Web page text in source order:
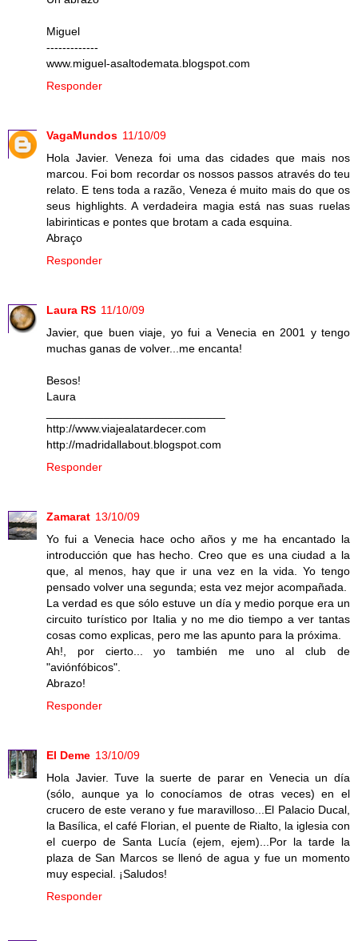
Miguel
-------------
www.miguel-asaltodemata.blogspot.com
Responder
VagaMundos 11/10/09
Hola Javier. Veneza foi uma das cidades que mais nos
marcou. Foi bom recordar os nossos passos através do teu
relato. E tens toda a razão, Veneza é muito mais do que os
seus highlights. A verdadeira magia está nas suas ruelas
labirinticas e pontes que brotam a cada esquina.
Abraço
Responder
Laura RS 11/10/09
Javier, que buen viaje, yo fui a Venecia en 2001 y tengo
muchas ganas de volver...me encanta!
Besos!
Laura
http://www.viajealatardecer.com
http://madridallabout.blogspot.com
Responder
Zamarat 13/10/09
Yo fui a Venecia hace ocho años y me ha encantado la
introducción que has hecho. Creo que es una ciudad a la
que, al menos, hay que ir una vez en la vida. Yo tengo
pensado volver una segunda; esta vez mejor acompañada.
La verdad es que sólo estuve un día y medio porque era un
circuito turístico por Italia y no me dio tiempo a ver tantas
cosas como explicas, pero me las apunto para la próxima.
Ah!, por cierto... yo también me uno al club de
"aviónfóbicos".
Abrazo!
Responder
El Deme 13/10/09
Hola Javier. Tuve la suerte de parar en Venecia un día
(sólo, aunque ya lo conocíamos de otras veces) en el
crucero de este verano y fue maravilloso...El Palacio Ducal,
la Basílica, el café Florian, el puente de Rialto, la iglesia con
el cuerpo de Santa Lucía (ejem, ejem)...Por la tarde la
plaza de San Marcos se llenó de agua y fue un momento
muy especial. ¡Saludos!
Responder